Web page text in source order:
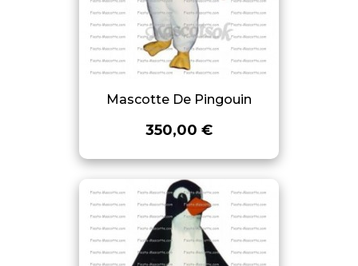
Mascotte De Pingouin
350,00 €